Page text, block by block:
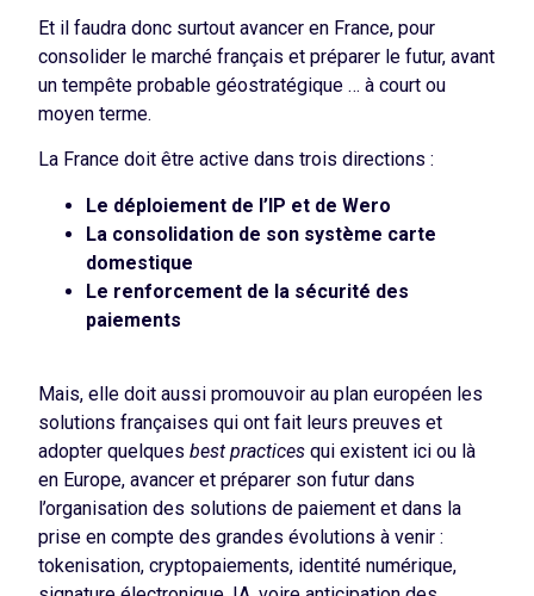
Et il faudra donc surtout avancer en France, pour
consolider le marché français et préparer le futur, avant
un tempête probable géostratégique … à court ou
moyen terme.
La France doit être active dans trois directions :
Le déploiement de l’IP et de Wero
La consolidation de son système carte
domestique
Le renforcement de la sécurité des
paiements
Mais, elle doit aussi promouvoir au plan européen les
solutions françaises qui ont fait leurs preuves et
adopter quelquesbest practices qui existent ici ou là
en Europe, avancer et préparer son futur dans
l’organisation des solutions de paiement et dans la
prise en compte des grandes évolutions à venir :
tokenisation, cryptopaiements, identité numérique,